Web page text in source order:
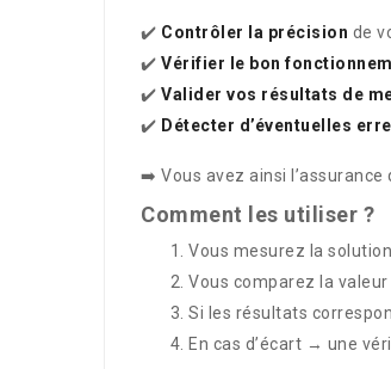
✔️ Contrôler la précision de
✔️ Vérifier le bon
✔️ Valider vos résultats de
✔️ Détecter d’éventuelles
➡️ Vous avez ainsi
Comment les utiliser ?
Vous mesurez la
Vous comparez la
Si les résultats
En cas d’écart → une